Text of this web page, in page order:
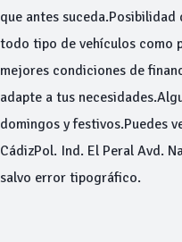
que antes
todo tipo de vehículos como
mejores condiciones de
adapte a tus
domingos y festivos.Puedes
CádizPol. Ind. El Peral Avd.
salvo error tipográfico.